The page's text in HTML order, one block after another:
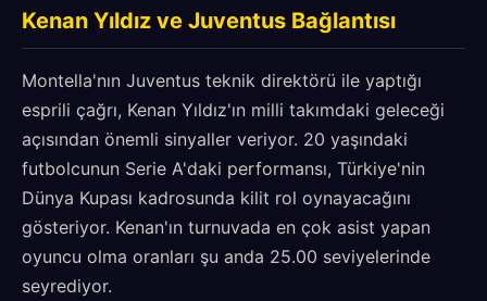
Kenan Yıldız ve Juventus Bağlantısı
Montella'nın Juventus teknik direktörü ile yaptığı
esprili çağrı, Kenan Yıldız'ın milli takımdaki geleceği
açısından önemli sinyaller veriyor. 20 yaşındaki
futbolcunun Serie A'daki performansı, Türkiye'nin
Dünya Kupası kadrosunda kilit rol oynayacağını
gösteriyor. Kenan'ın turnuvada en çok asist yapan
oyuncu olma oranları şu anda 25.00 seviyelerinde
seyrediyor.